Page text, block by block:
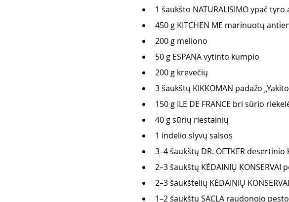
1 šaukšto NATURALISIMO ypač
450 g KITCHEN ME marinuotų
200 g meliono
50 g ESPANA vytinto kumpio
200 g krevečių
3 šaukštų KIKKOMAN padažo
150 g ILE DE FRANCE bri sūrio
40 g sūrių riestainių
1 indelio slyvų salsos
3–4 šaukštų DR. OETKER
2–3 šaukštų KĖDAINIŲ
2–3 šaukštelių KĖDAINIŲ
1–2 šaukštų SACLA raudonojo